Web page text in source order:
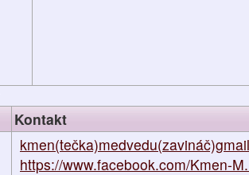
Kontakt
https://www.facebook.com/Kmen-